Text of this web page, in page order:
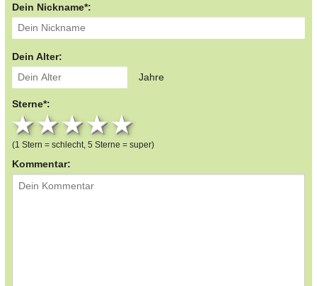
Dein Nickname*:
Dein Alter:
Jahre
Sterne*:
4 stars
3 stars
2 stars
1 star
(1 Stern = schlecht, 5 Sterne = super)
Kommentar: